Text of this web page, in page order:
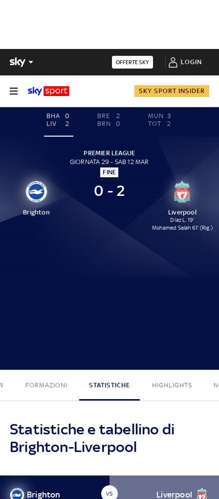
OFFERTE SKY LOGIN
SKY SPORT INSIDER
BHA
0
LIV
2
BRE
2
BRN
0
MUN 3
TOT
2
PREMIER LEAGUE
GIORNATA 29 - SAB 12 MAR
FINE
Brighton
0 - 2
Liverpool
Díaz L. 19'
Mohamed Salah 61' (Rig.)
FORMAZIONI STATISTICHE HIGHLIGHTS
Statistiche e tabellino di
Brighton-Liverpool
Brighton VS Liverpool